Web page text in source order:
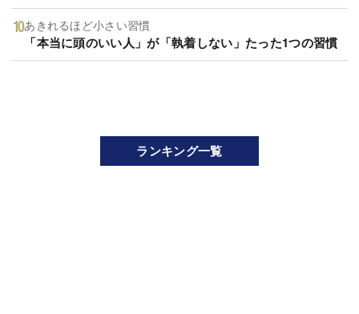
あきれるほど小さい習慣
「本当に頭のいい人」が「執着しない」たった1つの習慣
ランキング一覧